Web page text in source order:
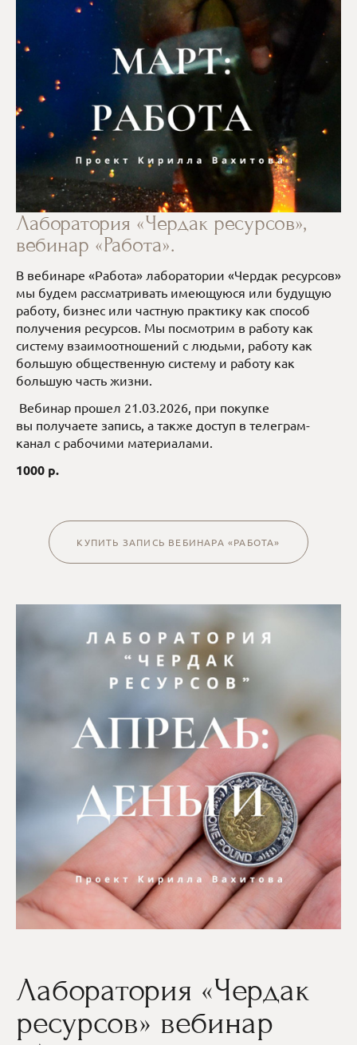
Лаборатория «Чердак ресурсов»,
вебинар «Работа».
В вебинаре «Работа» лаборатории «Чердак ресурсов»
мы будем рассматривать имеющуюся или будущую
работу, бизнес или частную практику как способ
получения ресурсов. Мы посмотрим в работу как
систему взаимоотношений с людьми, работу как
большую общественную систему и работу как
большую часть жизни.
Вебинар прошел 21.03.2026, при покупке
вы получаете запись, а также доступ в телеграм-
канал с рабочими материалами.
1000 р.
КУПИТЬ ЗАПИСЬ ВЕБИНАРА «РАБОТА»
Лаборатория «Чердак
ресурсов» вебинар